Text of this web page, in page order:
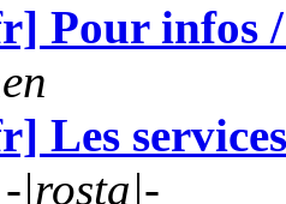
Pour infos
Les
-|rosta|-